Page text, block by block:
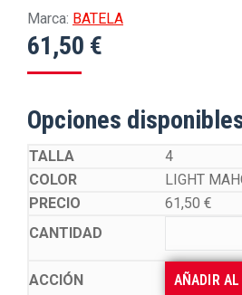
Marca: BATELA
61,50 €
Opciones
4
LIGHT
61,50 €
AÑADIR